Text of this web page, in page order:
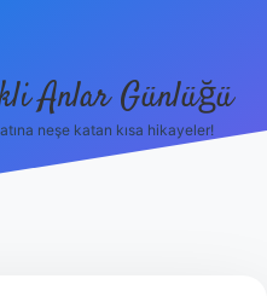
Anlar Günlüğü
neşe katan kısa hikayeler!